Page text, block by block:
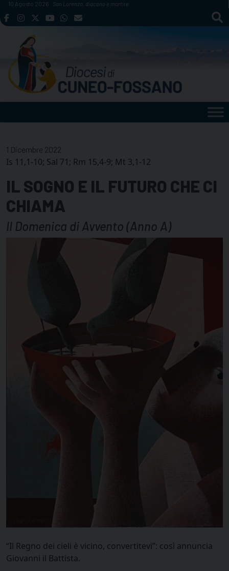
Skip
to
10 Agosto 2026 San Lorenzo, diacono e martire
1 Dicembre 2022
Is 11,1-10; Sal 71; Rm 15,4-9; Mt 3,1-12
IL SOGNO E IL FUTURO CHE CI
CHIAMA
II Domenica di Avvento (Anno A)
“Il Regno dei cie­li è vicino, convertitevi”: così annuncia
Giovanni il Battista.